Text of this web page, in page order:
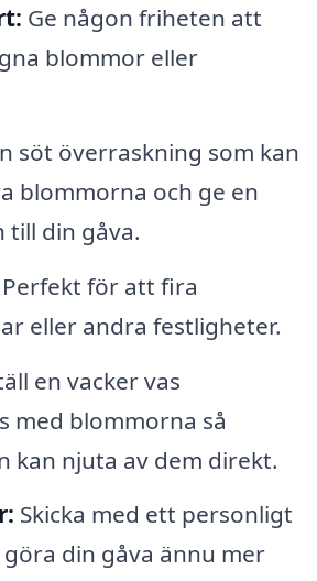
Ge någon friheten att
blommor eller
söt överraskning som kan
blommorna och ge en
till din gåva.
Perfekt för att fira
eller andra festligheter.
en vacker vas
med blommorna så
kan njuta av dem direkt.
Skicka med ett personligt
din gåva ännu mer